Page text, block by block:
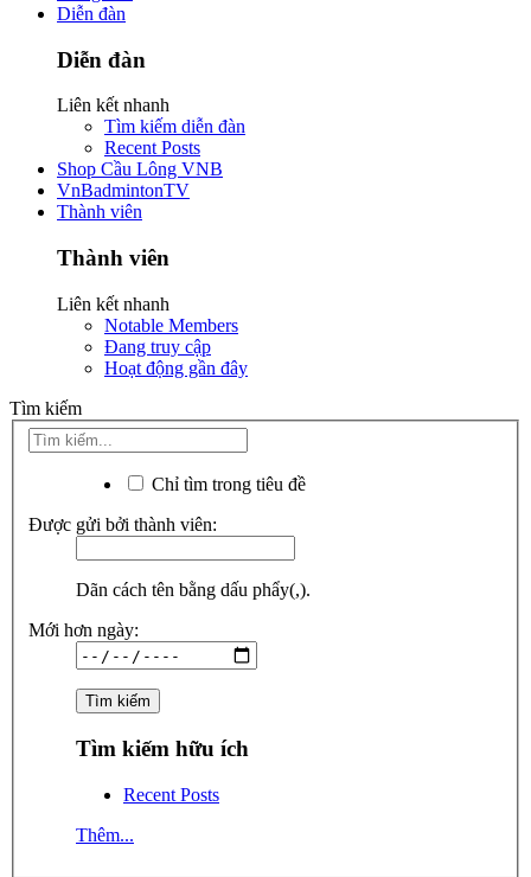
Diễn đàn
Diễn đàn
Liên kết nhanh
Tìm kiếm diễn đàn
Recent Posts
Shop Cầu Lông VNB
VnBadmintonTV
Thành viên
Thành viên
Liên kết nhanh
Notable Members
Đang truy cập
Hoạt động gần đây
Tìm kiếm
Chỉ tìm trong tiêu đề
Được gửi bởi thành viên:
Dãn cách tên bằng dấu phẩy(,).
Mới hơn ngày:
Tìm kiếm hữu ích
Recent Posts
Thêm...